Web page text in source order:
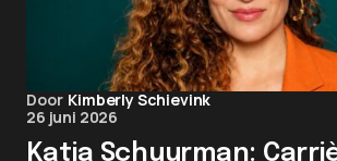
Door Kimberly Schievink
26 juni 2026
Katja Schuurman: